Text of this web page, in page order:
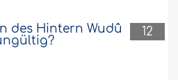
12
des Hintern Wudû